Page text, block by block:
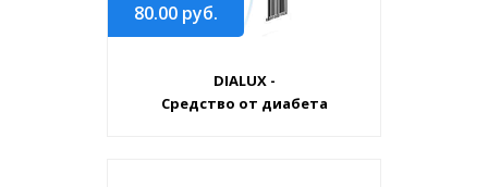
80.00 руб.
DIALUX -
Средство от диабета